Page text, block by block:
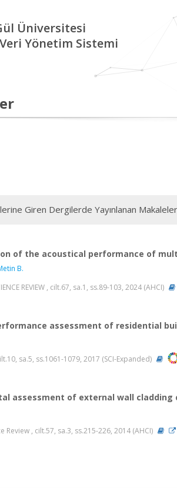
Üniversitesi
Yönetim Sistemi
Giren Dergilerde Yayınlanan Makaleler
of the acoustical performance of
B.
REVIEW , cilt.67, sa.1, ss.89-103, 2024 (AHCI)
assessment of residential
sa.5, ss.1061-1079, 2017 (SCI-Expanded)
assessment of external wall cladding
Review , cilt.57, sa.3, ss.215-226, 2014 (AHCI)